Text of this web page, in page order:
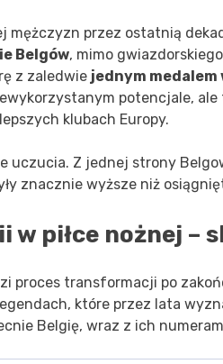
mężczyzn przez ostatnią
Belgów, mimo
z zaledwie jednym
potencjale, ale
klubach Europy.
uczucia. Z jednej strony
znacznie wyższe niż
w piłce nożnej –
proces transformacji po
które przez lata
Belgię, wraz z ich